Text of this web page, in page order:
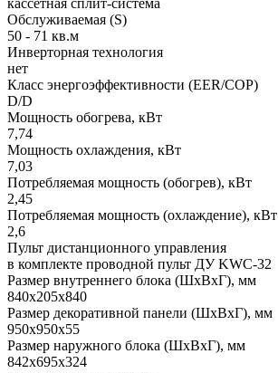
кассетная сплит-система
Обслуживаемая (S)
50 - 71 кв.м
Инверторная технология
нет
Класс энергоэффективности (EER/COP)
D/D
Мощность обогрева, кВт
7,74
Мощность охлаждения, кВт
7,03
Потребляемая мощность (обогрев), кВт
2,45
Потребляемая мощность (охлаждение), кВт
2,6
Пульт дистанционного управления
в комплекте проводной пульт ДУ KWC-32
Размер внутреннего блока (ШхВхГ), мм
840x205x840
Размер декоративной панели (ШхВхГ), мм
950x950x55
Размер наружного блока (ШхВхГ), мм
842х695х324